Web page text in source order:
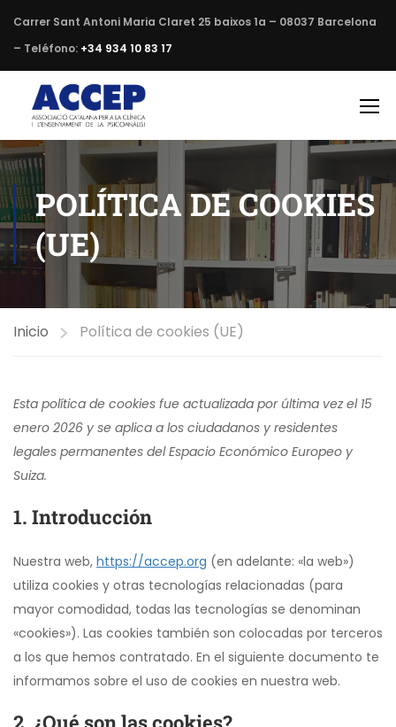
Carrer Sant Antoni Maria Claret 25 baixos 1a – 08037 Barcelona
– Teléfono: +34 934 10 83 17
POLÍTICA DE COOKIES
(UE)
Inicio Política de cookies (UE)
Esta política de cookies fue actualizada por última vez el 15
enero 2026 y se aplica a los ciudadanos y residentes
legales permanentes del Espacio Económico Europeo y
Suiza.
1. Introducción
Nuestra web, https://accep.org (en adelante: «la web»)
utiliza cookies y otras tecnologías relacionadas (para
mayor comodidad, todas las tecnologías se denominan
«cookies»). Las cookies también son colocadas por terceros
a los que hemos contratado. En el siguiente documento te
informamos sobre el uso de cookies en nuestra web.